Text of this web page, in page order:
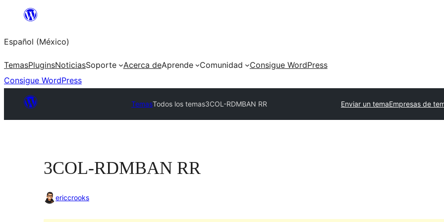
Saltar
contenido
Español (México)
TemasPluginsNoticiasSoporte Acerca deAprende Comunidad
Consigue WordPress
Consigue WordPress
TemasTodos los temas3COL-RDMBAN RR Enviar un temaEmpresas de
3COL-RDMBAN RR
ericcrooks